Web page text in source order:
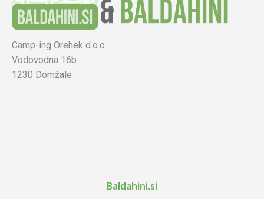
Camp-ing Orehek d.o.o.
Vodovodna 16b
1230 Domžale
Baldahini.si